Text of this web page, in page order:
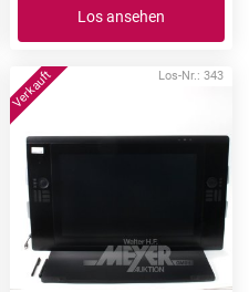
Los ansehen
Los-Nr.: 343